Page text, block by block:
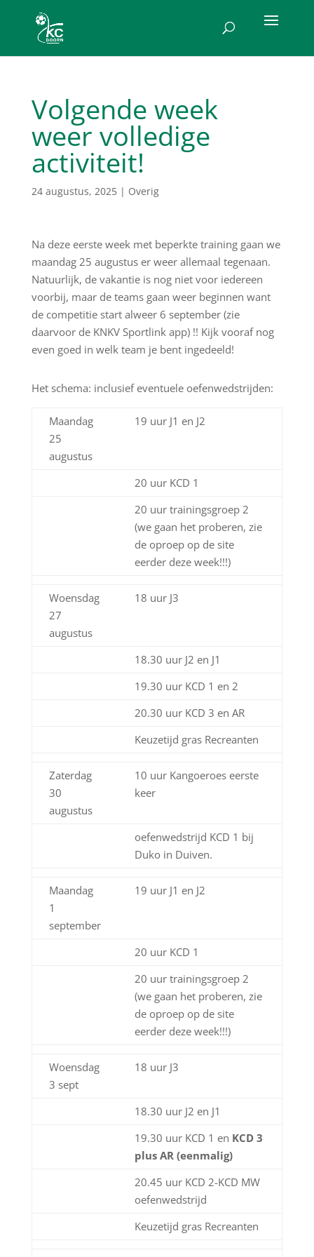
Volgende week
weer volledige
activiteit!
24 augustus, 2025| Overig
Na deze eerste week met beperkte training gaan we
maandag 25 augustus er weer allemaal tegenaan.
Natuurlijk, de vakantie is nog niet voor iedereen
voorbij, maar de teams gaan weer beginnen want
de competitie start alweer 6 september (zie
daarvoor de KNKV Sportlink app) !! Kijk vooraf nog
even goed in welk team je bent ingedeeld!
Het schema: inclusief eventuele oefenwedstrijden:
Maandag
25
augustus
19 uur J1 en J2
20 uur KCD 1
20 uur trainingsgroep 2
(we gaan het proberen, zie
de oproep op de site
eerder deze week!!!)
Woensdag
27
augustus
18 uur J3
18.30 uur J2 en J1
19.30 uur KCD 1 en 2
20.30 uur KCD 3 en AR
Keuzetijd gras Recreanten
Zaterdag
30
augustus
10 uur Kangoeroes eerste
keer
oefenwedstrijd KCD 1 bij
Duko in Duiven.
Maandag
1
september
19 uur J1 en J2
20 uur KCD 1
20 uur trainingsgroep 2
(we gaan het proberen, zie
de oproep op de site
eerder deze week!!!)
Woensdag
3 sept
18 uur J3
18.30 uur J2 en J1
19.30 uur KCD 1 en KCD 3
plus AR (eenmalig)
20.45 uur KCD 2-KCD MW
oefenwedstrijd
Keuzetijd gras Recreanten